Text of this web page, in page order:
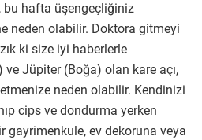
bu hafta üşengeçliğiniz
neden olabilir. Doktora gitmeyi
ki size iyi haberlerle
Jüpiter (Boğa) olan kare açı,
neden olabilir. Kendinizi
cips ve dondurma yerken
gayrimenkule, ev dekoruna veya